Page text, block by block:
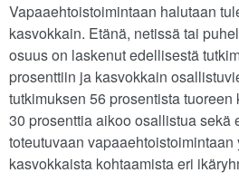
Vapaaehtoistoimintaan halutaan
kasvokkain. Etänä, netissä tai
osuus on laskenut edellisestä
prosenttiin ja kasvokkain
tutkimuksen 56 prosentista
30 prosenttia aikoo osallistua sekä
toteutuvaan
kasvokkaista kohtaamista eri